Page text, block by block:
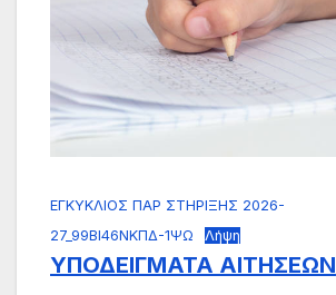
ΕΓΚΥΚΛΙΟΣ ΠΑΡ ΣΤΗΡΙΞΗΣ 2026-
27_99ΒΙ46ΝΚΠΔ-1ΨΩ
Λήψη
ΥΠΟΔΕΙΓΜΑΤΑ ΑΙΤΗΣΕΩΝ